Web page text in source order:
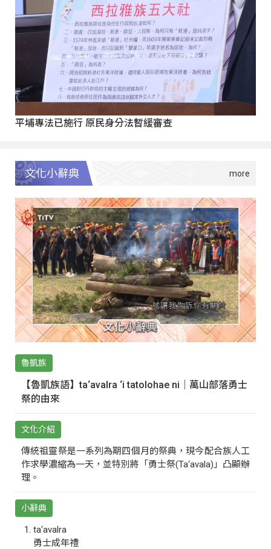
平埔專法已施行 原民身分法暫緩審查
文化小辭典
魯凱族
【魯凱族語】ta‘avalra ‘i tatolohae ni｜萬山部落勇士
祭的由來
文化介紹
傳統祖靈祭是一系列為期四個月的祭典，現今配合族人工
作求學濃縮為一天，並特別將「勇士祭(Ta‘avala)」凸顯辦
理。
小辭典
ta‘avalra
勇士成年禮